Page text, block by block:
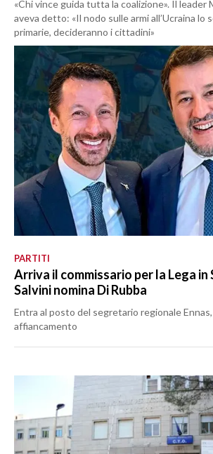
«Chi vince guida tutta la coalizione». Il leader
aveva detto: «Il nodo sulle armi all’Ucraina lo
primarie, decideranno i cittadini»
PARTITI
Arriva il commissario per la Lega in
Salvini nomina Di Rubba
Entra al posto del segretario regionale
affiancamento